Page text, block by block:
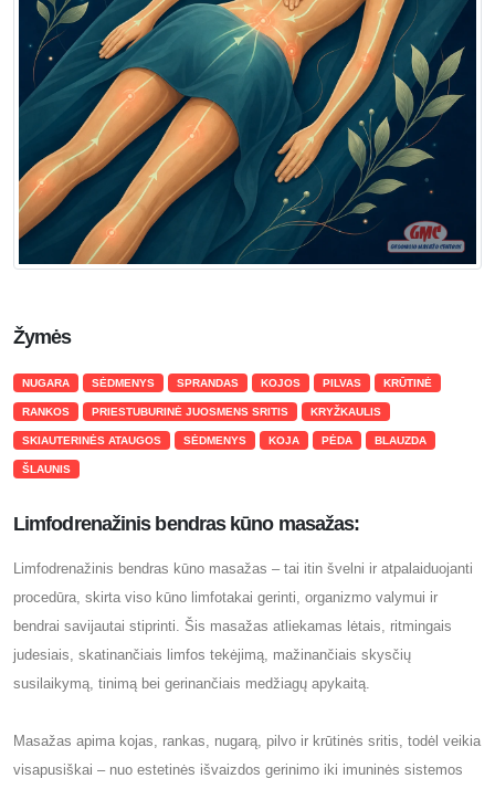
Žymės
NUGARA SĖDMENYS SPRANDAS KOJOS PILVAS KRŪTINĖ
RANKOS PRIESTUBURINĖ JUOSMENS SRITIS KRYŽKAULIS
SKIAUTERINĖS ATAUGOS SĖDMENYS KOJA PĖDA BLAUZDA
ŠLAUNIS
Limfodrenažinis bendras kūno masažas:
Limfodrenažinis bendras kūno masažas – tai itin švelni ir atpalaiduojanti
procedūra, skirta viso kūno limfotakai gerinti, organizmo valymui ir
bendrai savijautai stiprinti. Šis masažas atliekamas lėtais, ritmingais
judesiais, skatinančiais limfos tekėjimą, mažinančiais skysčių
susilaikymą, tinimą bei gerinančiais medžiagų apykaitą.
Masažas apima kojas, rankas, nugarą, pilvo ir krūtinės sritis, todėl veikia
visapusiškai – nuo estetinės išvaizdos gerinimo iki imuninės sistemos